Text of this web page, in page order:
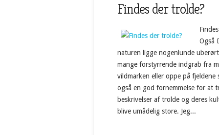
Findes der trolde?
Også
naturen ligge nogenlunde
mange forstyrrende indgrab fra
vildmarken eller oppe på fjeldene
også en god fornemmelse for at
beskrivelser af trolde og deres
blive umådelig store. Jeg...